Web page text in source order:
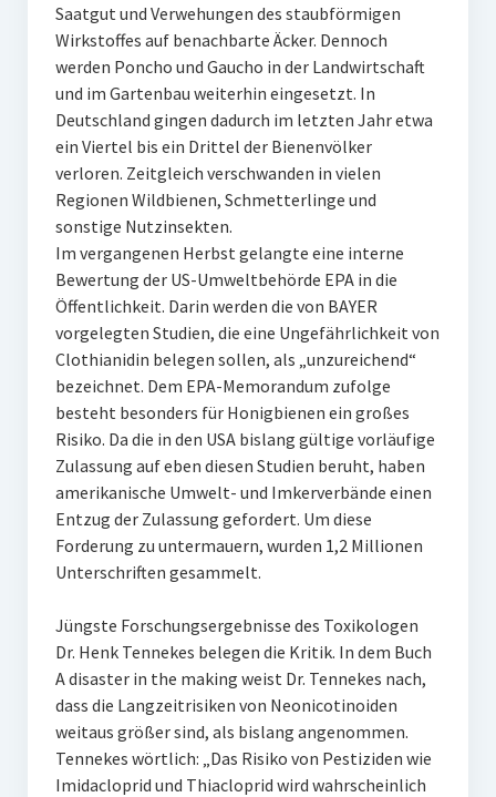
Saatgut und Verwehungen des staubförmigen
Wirkstoffes auf benachbarte Äcker. Dennoch
werden Poncho und Gaucho in der Landwirtschaft
und im Gartenbau weiterhin eingesetzt. In
Deutschland gingen dadurch im letzten Jahr etwa
ein Viertel bis ein Drittel der Bienenvölker
verloren. Zeitgleich verschwanden in vielen
Regionen Wildbienen, Schmetterlinge und
sonstige Nutzinsekten.
Im vergangenen Herbst gelangte eine interne
Bewertung der US-Umweltbehörde EPA in die
Öffentlichkeit. Darin werden die von BAYER
vorgelegten Studien, die eine Ungefährlichkeit von
Clothianidin belegen sollen, als „unzureichend“
bezeichnet. Dem EPA-Memorandum zufolge
besteht besonders für Honigbienen ein großes
Risiko. Da die in den USA bislang gültige vorläufige
Zulassung auf eben diesen Studien beruht, haben
amerikanische Umwelt- und Imkerverbände einen
Entzug der Zulassung gefordert. Um diese
Forderung zu untermauern, wurden 1,2 Millionen
Unterschriften gesammelt.
Jüngste Forschungsergebnisse des Toxikologen
Dr. Henk Tennekes belegen die Kritik. In dem Buch
A disaster in the making weist Dr. Tennekes nach,
dass die Langzeitrisiken von Neonicotinoiden
weitaus größer sind, als bislang angenommen.
Tennekes wörtlich: „Das Risiko von Pestiziden wie
Imidacloprid und Thiacloprid wird wahrscheinlich